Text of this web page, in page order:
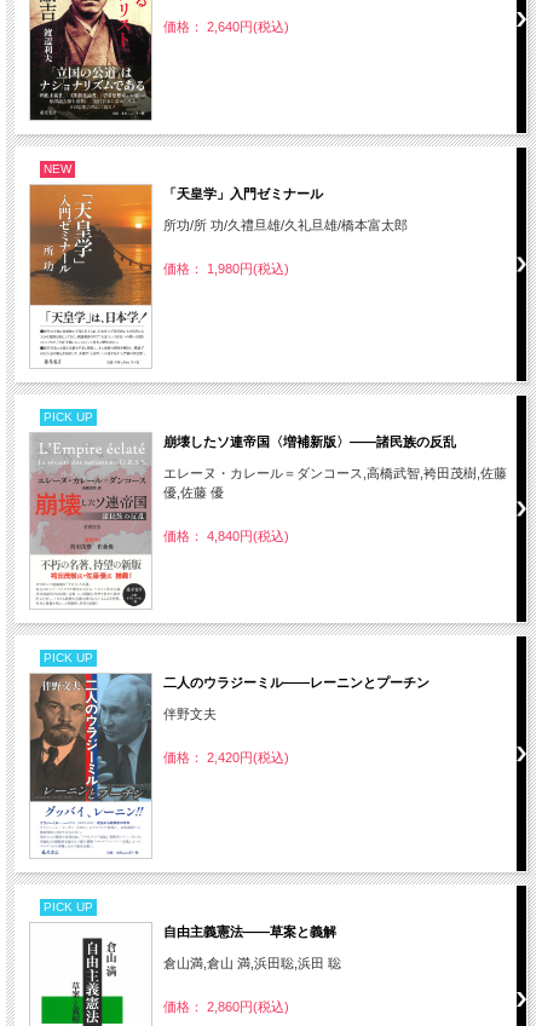
価格： 2,640円(税込)
NEW
「天皇学」入門ゼミナール
所功/所 功/久禮旦雄/久礼旦雄/橋本富太郎
価格： 1,980円(税込)
PICK UP
崩壊したソ連帝国〈増補新版〉――諸民族の反乱
エレーヌ・カレール＝ダンコース,高橋武智,袴田茂樹,佐藤
優,佐藤 優
価格： 4,840円(税込)
PICK UP
二人のウラジーミル――レーニンとプーチン
伴野文夫
価格： 2,420円(税込)
PICK UP
自由主義憲法――草案と義解
倉山満,倉山 満,浜田聡,浜田 聡
価格： 2,860円(税込)